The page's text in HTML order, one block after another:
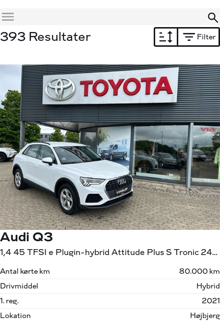
Menu
393 Resultater Filter
Audi Q3
1,4 45 TFSI e Plugin-hybrid Attitude Plus S Tronic 245HK 5d 6g Aut.
Antal kørte km
80.000 km
Drivmiddel
Hybrid
1. reg.
2021
Lokation
Højbjerg